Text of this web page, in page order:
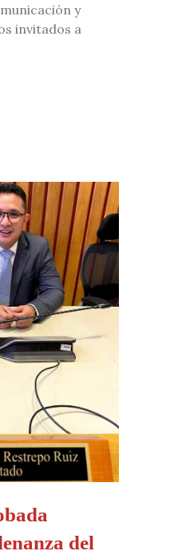
y
invitados a
del